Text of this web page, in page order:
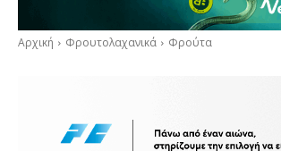
Αρχική Φρουτολαχανικά Φρούτα